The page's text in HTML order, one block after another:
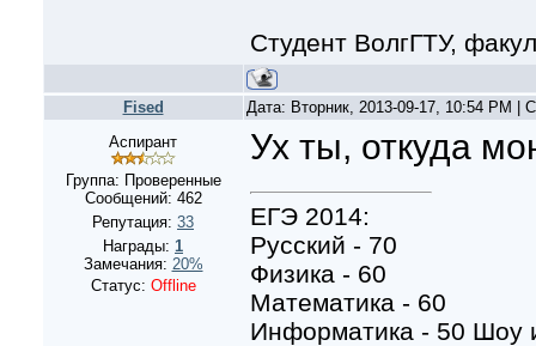
Студент ВолгГТУ,
Fised
Дата: Вторник, 2013-09-17, 10:54 PM |
Аспирант
Группа: Проверенные
Сообщений: 462
Репутация: 33
Награды: 1
Замечания: 20%
Статус: Offline
Ух ты, откуда
ЕГЭ 2014:
Русский - 70
Физика - 60
Математика - 60
Информатика - 50 Шоу